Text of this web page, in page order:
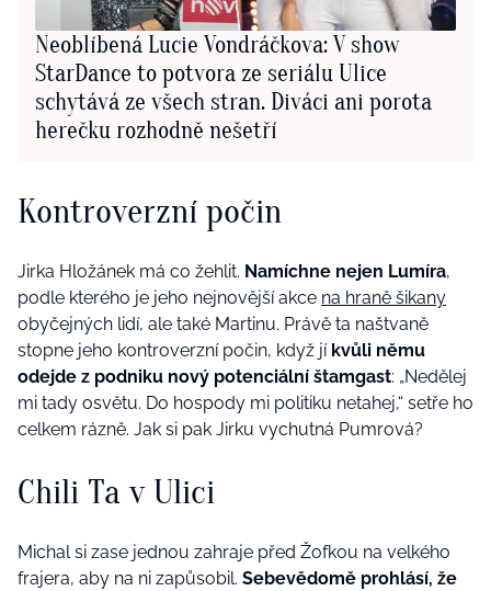
Neoblíbená Lucie Vondráčkova: V show
StarDance to potvora ze seriálu Ulice
schytává ze všech stran. Diváci ani porota
herečku rozhodně nešetří
Kontroverzní počin
Jirka Hložánek má co žehlit. Namíchne nejen Lumíra,
podle kterého je jeho nejnovější akce na hraně šikany
obyčejných lidí, ale také Martinu. Právě ta naštvaně
stopne jeho kontroverzní počin, když jí kvůli němu
odejde z podniku nový potenciální štamgast: „Nedělej
mi tady osvětu. Do hospody mi politiku netahej,“ setře ho
celkem rázně. Jak si pak Jirku vychutná Pumrová?
Chili Ta v Ulici
Michal si zase jednou zahraje před Žofkou na velkého
frajera, aby na ni zapůsobil. Sebevědomě prohlásí, že